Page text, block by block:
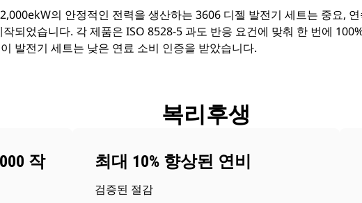
의 안정적인 전력을 생산하는 3606 디젤 발전기 세트는 중요,
되었습니다. 각 제품은 ISO 8528-5 과도 반응 요건에 맞춰 한 번에
발전기 세트는 낮은 연료 소비 인증을 받았습니다.
복리후생
작
최대 10% 향상된 연비
검증된 절감